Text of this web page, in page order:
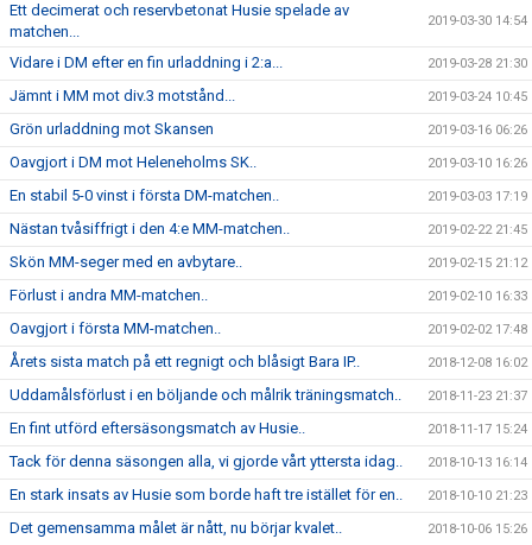
Ett decimerat och reservbetonat Husie spelade av
matchen...
2019-03-30 14:54
Vidare i DM efter en fin urladdning i 2:a... 2019-03-28 21:30
Jämnt i MM mot div.3 motstånd... 2019-03-24 10:45
Grön urladdning mot Skansen 2019-03-16 06:26
Oavgjort i DM mot Heleneholms SK.. 2019-03-10 16:26
En stabil 5-0 vinst i första DM-matchen.. 2019-03-03 17:19
Nästan tvåsiffrigt i den 4:e MM-matchen.. 2019-02-22 21:45
Skön MM-seger med en avbytare.. 2019-02-15 21:12
Förlust i andra MM-matchen.. 2019-02-10 16:33
Oavgjort i första MM-matchen.. 2019-02-02 17:48
Årets sista match på ett regnigt och blåsigt Bara IP.. 2018-12-08 16:02
Uddamålsförlust i en böljande och målrik träningsmatch.. 2018-11-23 21:37
En fint utförd eftersäsongsmatch av Husie.. 2018-11-17 15:24
Tack för denna säsongen alla, vi gjorde vårt yttersta idag.. 2018-10-13 16:14
En stark insats av Husie som borde haft tre istället för en.. 2018-10-10 21:23
Det gemensamma målet är nått, nu börjar kvalet.. 2018-10-06 15:26